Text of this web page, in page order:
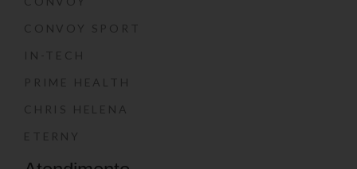
CONVOY SPORT
IN-TECH
PRIME HEALTH
CHRIS HELENA
ETERNY